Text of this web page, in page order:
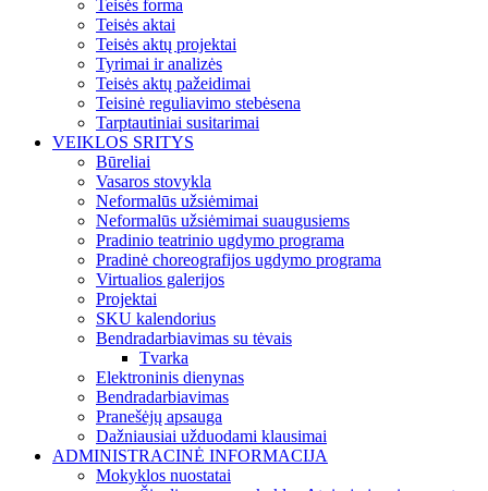
Teisės forma
Teisės aktai
Teisės aktų projektai
Tyrimai ir analizės
Teisės aktų pažeidimai
Teisinė reguliavimo stebėsena
Tarptautiniai susitarimai
VEIKLOS SRITYS
Būreliai
Vasaros stovykla
Neformalūs užsiėmimai
Neformalūs užsiėmimai suaugusiems
Pradinio teatrinio ugdymo programa
Pradinė choreografijos ugdymo programa
Virtualios galerijos
Projektai
SKU kalendorius
Bendradarbiavimas su tėvais
Tvarka
Elektroninis dienynas
Bendradarbiavimas
Pranešėjų apsauga
Dažniausiai užduodami klausimai
ADMINISTRACINĖ INFORMACIJA
Mokyklos nuostatai